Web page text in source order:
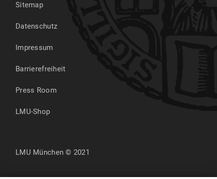
Sitemap
Datenschutz
Impressum
Barrierefreiheit
Press Room
LMU-Shop
LMU München © 2021